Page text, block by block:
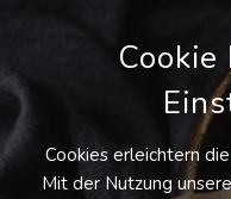
LOGIVISOR
Cookies erleichtern
Mit der Nutzung